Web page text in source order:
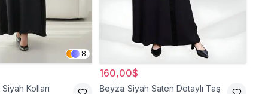
8
Siyah Kolları
160,00$
Beyza Siyah Saten Detaylı Taş